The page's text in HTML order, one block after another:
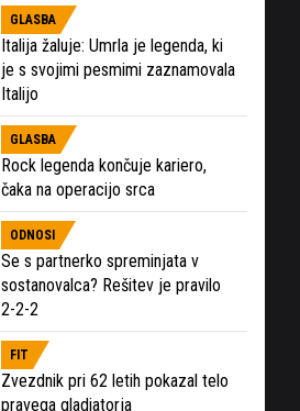
GLASBA
Italija žaluje: Umrla je legenda, ki
je s svojimi pesmimi zaznamovala
Italijo
GLASBA
Rock legenda končuje kariero,
čaka na operacijo srca
ODNOSI
Se s partnerko spreminjata v
sostanovalca? Rešitev je pravilo
2-2-2
FIT
Zvezdnik pri 62 letih pokazal telo
pravega gladiatorja